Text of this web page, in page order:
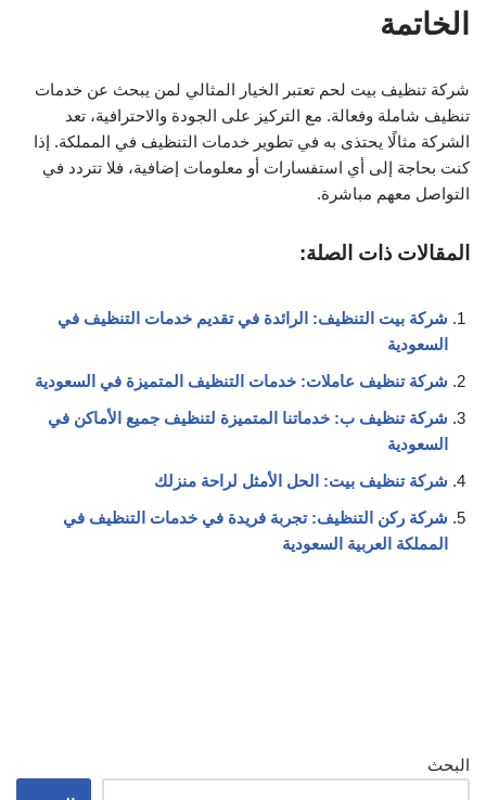
الخاتمة
شركة تنظيف بيت لحم تعتبر الخيار المثالي لمن يبحث عن خدمات
تنظيف شاملة وفعالة. مع التركيز على الجودة والاحترافية، تعد
الشركة مثالًا يحتذى به في تطوير خدمات التنظيف في المملكة. إذا
كنت بحاجة إلى أي استفسارات أو معلومات إضافية، فلا تتردد في
التواصل معهم مباشرة.
المقالات ذات الصلة:
شركة بيت التنظيف: الرائدة في تقديم خدمات التنظيف في
السعودية
شركة تنظيف عاملات: خدمات التنظيف المتميزة في السعودية
شركة تنظيف ب: خدماتنا المتميزة لتنظيف جميع الأماكن في
السعودية
شركة تنظيف بيت: الحل الأمثل لراحة منزلك
شركة ركن التنظيف: تجربة فريدة في خدمات التنظيف في
المملكة العربية السعودية
البحث